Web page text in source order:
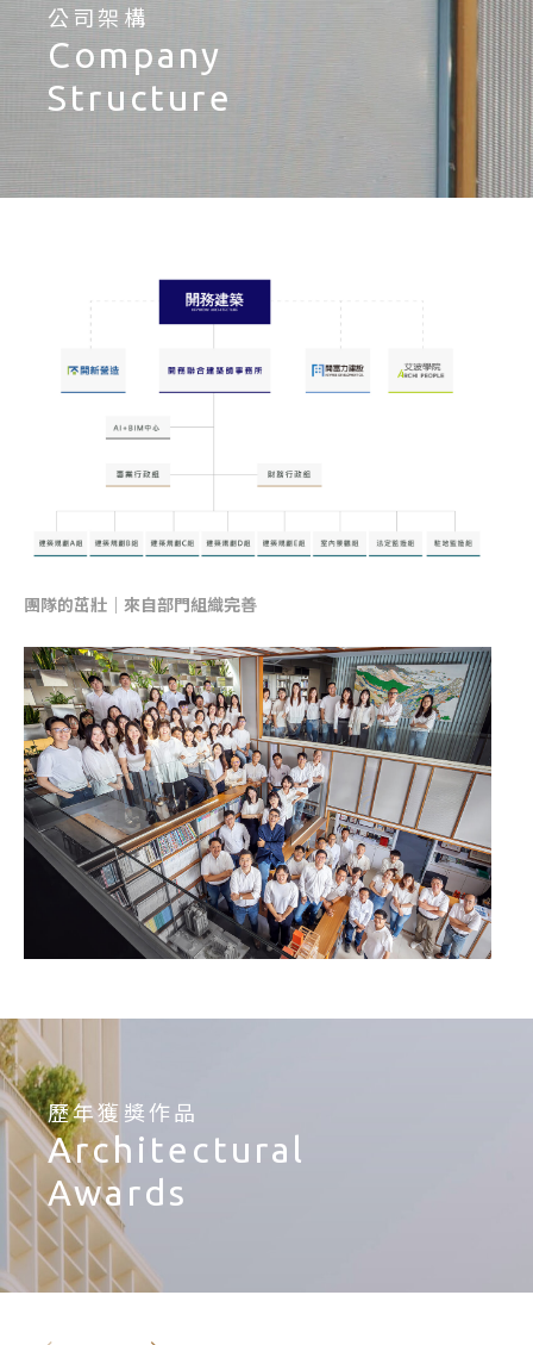
公司架構
Company
Structure
團隊的茁壯｜來自部門組織完善
歷年獲獎作品
Architectural
Awards